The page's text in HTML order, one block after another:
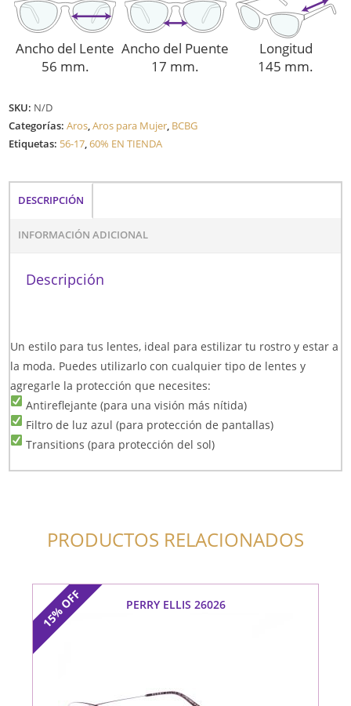
Ancho del Lente
56 mm.
Ancho del Puente
17 mm.
Longitud
145 mm.
SKU: N/D
Categorías:Aros,Aros para Mujer, BCBG
Etiquetas: 56-17,60% EN TIENDA
DESCRIPCIÓN
INFORMACIÓN ADICIONAL
Descripción
Un estilo para tus lentes, ideal para estilizar tu rostro y estar a
la moda. Puedes utilizarlo con cualquier tipo de lentes y
agregarle la protección que necesites:
Antireflejante (para una visión más nítida)
Filtro de luz azul (para protección de pantallas)
Transitions (para protección del sol)
PRODUCTOS RELACIONADOS
15%
OFF PERRY ELLIS 26026